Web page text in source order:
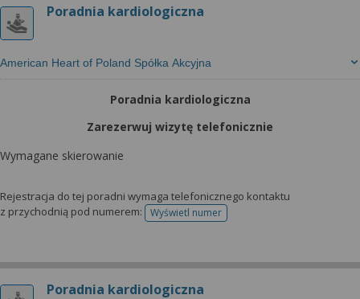
Poradnia kardiologiczna
American Heart of Poland Spółka Akcyjna
Poradnia kardiologiczna
Zarezerwuj wizytę telefonicznie
Wymagane skierowanie
Rejestracja do tej poradni wymaga telefonicznego kontaktu
z przychodnią pod numerem:
Wyświetl numertelefonu do rejestracji
Poradnia kardiologiczna